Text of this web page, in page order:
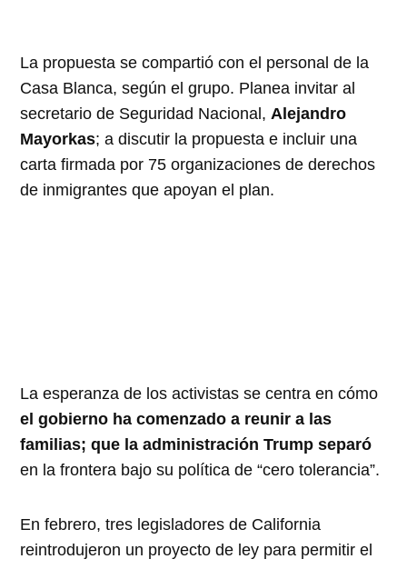
La propuesta se compartió con el personal de la
Casa Blanca, según el grupo. Planea invitar al
secretario de Seguridad Nacional, Alejandro
Mayorkas; a discutir la propuesta e incluir una
carta firmada por 75 organizaciones de derechos
de inmigrantes que apoyan el plan.
La esperanza de los activistas se centra en cómo
el gobierno ha comenzado a reunir a las
familias; que la administración Trump separó
en la frontera bajo su política de “cero tolerancia”.
En febrero, tres legisladores de California
reintrodujeron un proyecto de ley para permitir el